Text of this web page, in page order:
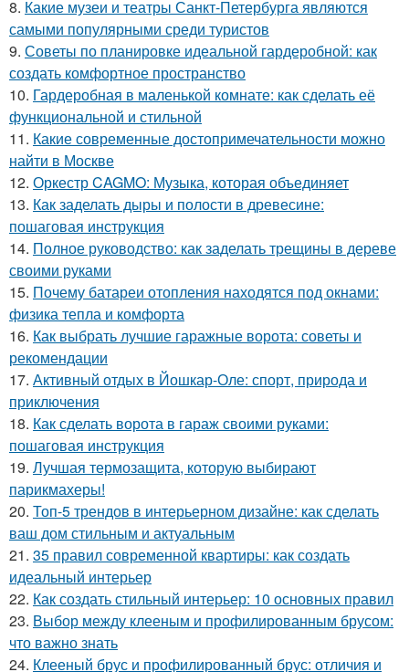
8. Какие музеи и театры Санкт-Петербурга являются
самыми популярными среди туристов
9. Советы по планировке идеальной гардеробной: как
создать комфортное пространство
10. Гардеробная в маленькой комнате: как сделать её
функциональной и стильной
11. Какие современные достопримечательности можно
найти в Москве
12. Оркестр CAGMO: Музыка, которая объединяет
13. Как заделать дыры и полости в древесине:
пошаговая инструкция
14. Полное руководство: как заделать трещины в дереве
своими руками
15. Почему батареи отопления находятся под окнами:
физика тепла и комфорта
16. Как выбрать лучшие гаражные ворота: советы и
рекомендации
17. Активный отдых в Йошкар-Оле: спорт, природа и
приключения
18. Как сделать ворота в гараж своими руками:
пошаговая инструкция
19. Лучшая термозащита, которую выбирают
парикмахеры!
20. Топ-5 трендов в интерьерном дизайне: как сделать
ваш дом стильным и актуальным
21. 35 правил современной квартиры: как создать
идеальный интерьер
22. Как создать стильный интерьер: 10 основных правил
23. Выбор между клееным и профилированным брусом:
что важно знать
24. Клееный брус и профилированный брус: отличия и